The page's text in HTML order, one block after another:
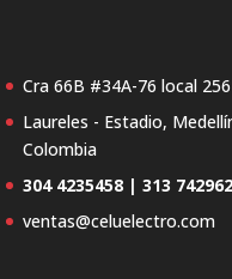
Cra 66B #34A-76 local 256
Laureles - Estadio,
Colombia
304 4235458 | 313
ventas@celuelectro.com